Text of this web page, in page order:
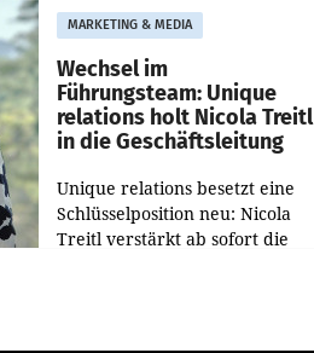
Besetzungen für die
Direktionen abgestimmt
werden.
MARKETING & MEDIA
Wechsel im
Führungsteam: Unique
relations holt Nicola Treitl
in die Geschäftsleitung
Unique relations besetzt eine
Schlüsselposition neu: Nicola
Treitl verstärkt ab sofort die